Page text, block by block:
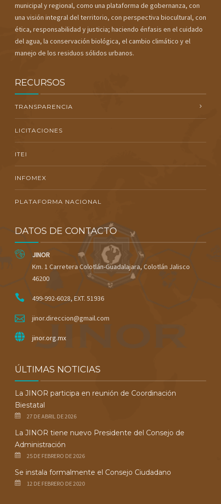
municipal y regional, como una plataforma de gobernanza, con
una visión integral del territorio, con perspectiva biocultural, con
ética, responsabilidad y justicia; haciendo énfasis en el cuidado
del agua, la conservación biológica, el cambio climático y el
manejo de los residuos sólidos urbanos.
RECURSOS
TRANSPARENCIA
LICITACIONES
ITEI
INFOMEX
PLATAFORMA NACIONAL
DATOS DE CONTACTO
JINOR
Km. 1 Carretera Colotlán-Guadalajara, Colotlán Jalisco
46200
499-992-6028, EXT. 51936
jinor.direccion@gmail.com
jinor.org.mx
ÚLTIMAS NOTICIAS
La JINOR participa en reunión de Coordinación
Biestatal
27 DE ABRIL DE 2026
La JINOR tiene nuevo Presidente del Consejo de
Administración
25 DE FEBRERO DE 2026
Se instala formalmente el Consejo Ciudadano
12 DE FEBRERO DE 2020